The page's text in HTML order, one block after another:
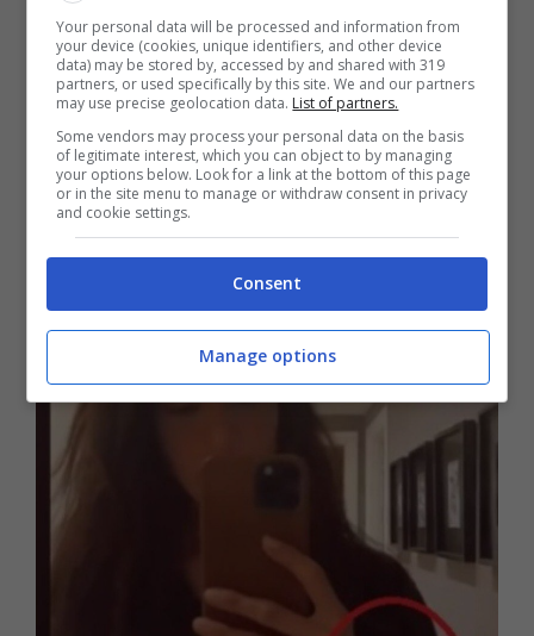
il nome per la sorellina di Santiago: Tabita
In una vecchia intervista infatti aveva
espresso una preferenza per questo nome.
Your personal data will be processed and information from
your device (cookies, unique identifiers, and other device
data) may be stored by, accessed by and shared with 319
partners, or used specifically by this site. We and our partners
may use precise geolocation data. List of partners.
Some vendors may process your personal data on the basis
of legitimate interest, which you can object to by managing
your options below. Look for a link at the bottom of this page
or in the site menu to manage or withdraw consent in privacy
and cookie settings.
Consent
Manage options